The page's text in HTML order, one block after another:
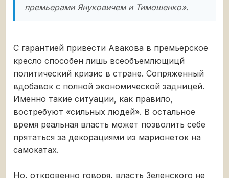
премьерами Януковичем и Тимошенко».
С гарантией привести Авакова в премьерское
кресло способен лишь всеобъемлющицй
политический кризис в стране. Сопряженный
вдобавок с полной экономической задницей.
Именно такие ситуации, как правило,
востребуют «сильных людей». В остальное
время реальная власть может позволить себе
прятаться за декорациями из марионеток на
самокатах.
Но, откровенно говоря, власть Зеленского не